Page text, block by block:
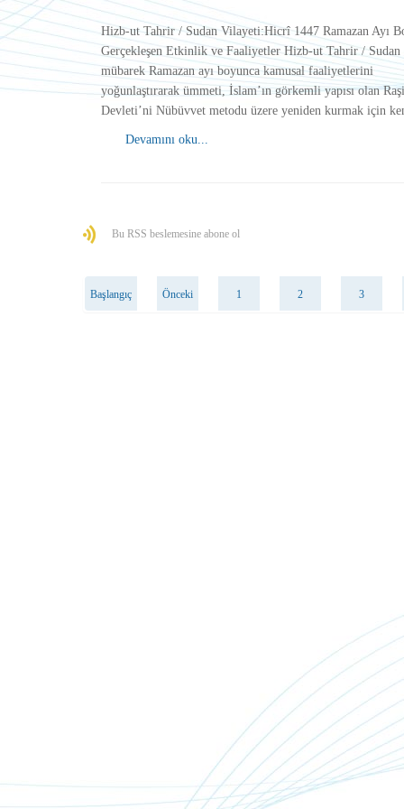
Hizb-ut Tahrir / Sudan Vilayeti:Hicrî 1447 Ramazan Ayı
Gerçekleşen Etkinlik ve Faaliyetler Hizb-ut Tahrir /
mübarek Ramazan ayı boyunca kamusal faaliyetlerini
yoğunlaştırarak ümmeti, İslam’ın görkemli yapısı olan
Devleti’ni Nübüvvet metodu üzere yeniden kurmak için
Devamını oku...
Bu RSS beslemesine abone ol
Başlangıç Önceki 1 2 3